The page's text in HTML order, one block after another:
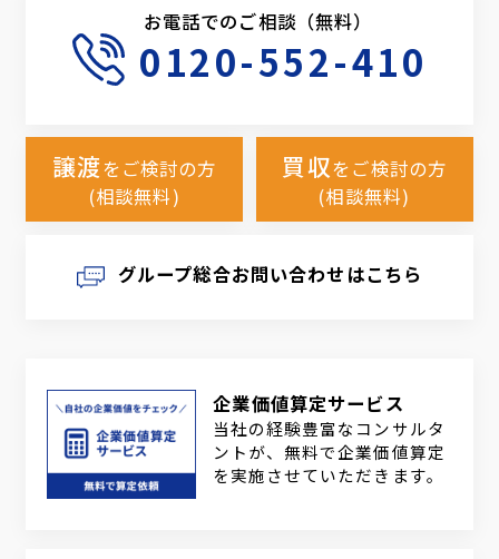
お電話でのご相談（無料）
0120-552-410
譲渡をご検討の方
(相談無料)
買収をご検討の方
(相談無料)
グループ総合お問い合わせはこちら
企業価値算定サービス
当社の経験豊富なコンサルタ
ントが、無料で企業価値算定
を実施させていただきます。